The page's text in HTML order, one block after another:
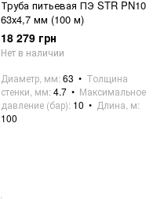
Труба питьевая ПЭ STR PN10
63х4,7 мм (100 м)
18 279 грн
Нет в наличии
Диаметр, мм 63
Толщина
стенки, мм 4.7
Максимальное
давление (бар) 10
Длина, м
100